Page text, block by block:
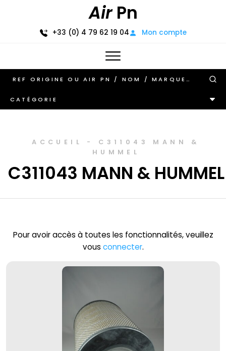
AirPn
+33 (0) 4 79 62 19 04 Mon compte
CATÉGORIE
ACCUEIL - C311043 MANN &
HUMMEL
C311043 MANN & HUMMEL
Pour avoir accès à toutes les fonctionnalités, veuillez
vous connecter.